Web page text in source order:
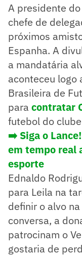
A presidente do
chefe de
próximos
Espanha. A
a mandatária
aconteceu logo
Brasileira de
para contratar
futebol do
➡️ Siga o
em tempo real
esporte
Ednaldo
para Leila na
definir o alvo
conversa, a
patrocinam o
gostaria de